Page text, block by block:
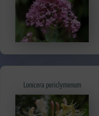
Lonicera periclymenum